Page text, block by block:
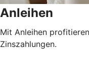
Anleihen
Mit Anleihen
Zinszahlungen.